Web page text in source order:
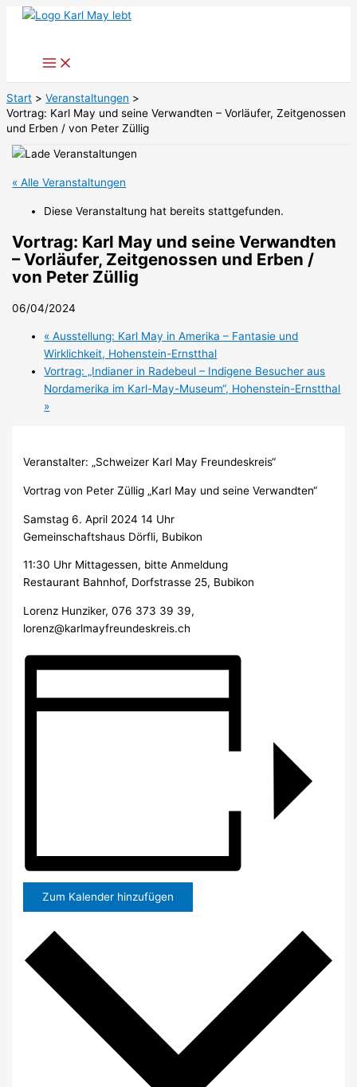
Zum
Start
Veranstaltungen
Vortrag: Karl May und seine Verwandten – Vorläufer, Zeitgenossen
und Erben / von Peter Züllig
« Alle Veranstaltungen
Diese Veranstaltung hat bereits stattgefunden.
Vortrag: Karl May und seine Verwandten
– Vorläufer, Zeitgenossen und Erben /
von Peter Züllig
06/04/2024
« Ausstellung: Karl May in Amerika – Fantasie und
Wirklichkeit, Hohenstein-Ernstthal
Vortrag: „Indianer in Radebeul – Indigene Besucher aus
Nordamerika im Karl-May-Museum“, Hohenstein-Ernstthal
»
Veranstalter: „Schweizer Karl May Freundeskreis“
Vortrag von Peter Züllig „Karl May und seine Verwandten“
Samstag 6. April 2024 14 Uhr
Gemeinschaftshaus Dörfli, Bubikon
11:30 Uhr Mittagessen, bitte Anmeldung
Restaurant Bahnhof, Dorfstrasse 25, Bubikon
Lorenz Hunziker, 076 373 39 39,
lorenz@karlmayfreundeskreis.ch
Zum Kalender hinzufügen